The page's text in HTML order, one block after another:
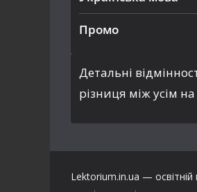
Промо
Детальні
різниця між усім на
Lektorium.in.ua — освітній